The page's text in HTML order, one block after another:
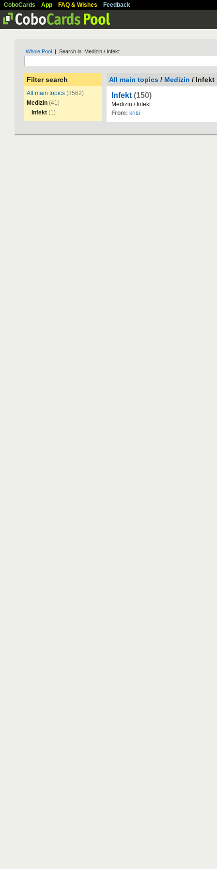
CoboCards App FAQ & Wishes Feedback
Whole Pool | Search in: Medizin / Infekt
Filter search
All main topics (3562)
Medizin (41)
Infekt (1)
All main topics / Medizin / Infekt
Infekt (150)
Medizin / Infekt
From: krisi